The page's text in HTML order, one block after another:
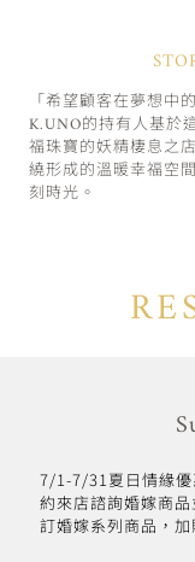
「希望顧客在夢想中
K.UNO的持有人基於
福珠寶的妖精棲息之
繞形成的溫暖幸福空
刻時光。
7/1-7/31夏日情緣
約來店諮詢婚嫁商
訂婚嫁系列商品，